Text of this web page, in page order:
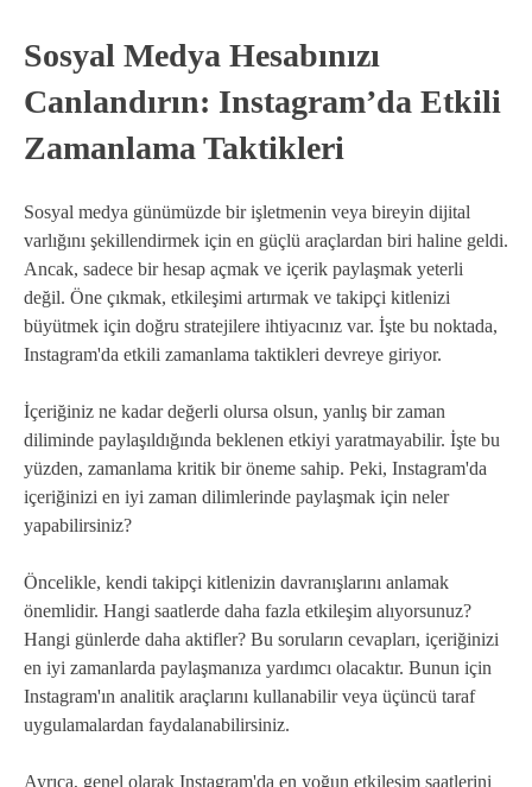
Sosyal Medya Hesabınızı
Canlandırın: Instagram’da Etkili
Zamanlama Taktikleri
Sosyal medya günümüzde bir işletmenin veya bireyin dijital
varlığını şekillendirmek için en güçlü araçlardan biri haline geldi.
Ancak, sadece bir hesap açmak ve içerik paylaşmak yeterli
değil. Öne çıkmak, etkileşimi artırmak ve takipçi kitlenizi
büyütmek için doğru stratejilere ihtiyacınız var. İşte bu noktada,
Instagram'da etkili zamanlama taktikleri devreye giriyor.
İçeriğiniz ne kadar değerli olursa olsun, yanlış bir zaman
diliminde paylaşıldığında beklenen etkiyi yaratmayabilir. İşte bu
yüzden, zamanlama kritik bir öneme sahip. Peki, Instagram'da
içeriğinizi en iyi zaman dilimlerinde paylaşmak için neler
yapabilirsiniz?
Öncelikle, kendi takipçi kitlenizin davranışlarını anlamak
önemlidir. Hangi saatlerde daha fazla etkileşim alıyorsunuz?
Hangi günlerde daha aktifler? Bu soruların cevapları, içeriğinizi
en iyi zamanlarda paylaşmanıza yardımcı olacaktır. Bunun için
Instagram'ın analitik araçlarını kullanabilir veya üçüncü taraf
uygulamalardan faydalanabilirsiniz.
Ayrıca, genel olarak Instagram'da en yoğun etkileşim saatlerini